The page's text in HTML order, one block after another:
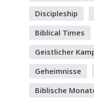
Discipleship
Biblical Times
Geistlicher
Geheimnisse
Biblische